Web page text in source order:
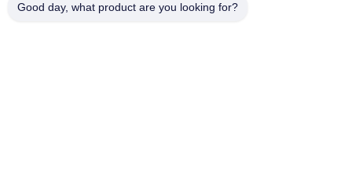
Good day, what product are you looking for?